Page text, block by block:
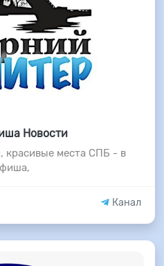
Новости
красивые места СПБ - в
Канал